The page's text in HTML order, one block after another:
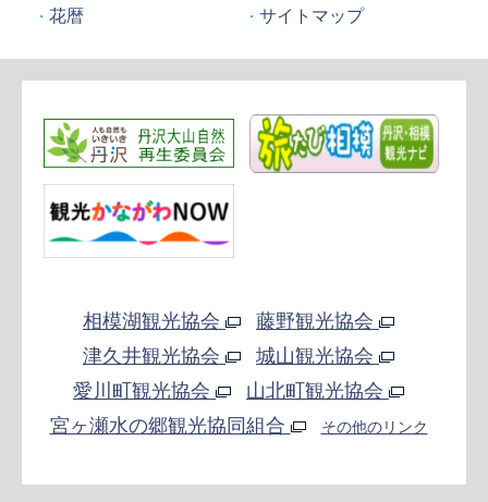
花暦
サイトマップ
相模湖観光協会
藤野観光協会
津久井観光協会
城山観光協会
愛川町観光協会
山北町観光協会
宮ヶ瀬水の郷観光協同組合
その他のリンク